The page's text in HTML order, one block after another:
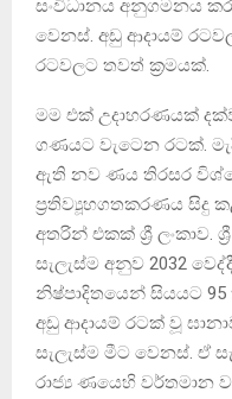
සංවිධානය අනුගමනය
වෙනස්. අඩු ආදායම්
රටවලට තවත් ක්‍රමයක්.
මම එක් උදාහරණයක්
ගණයට වැටෙන රටක්.
ඇති නව ණය තිරසර
ප්‍රතිව්‍යූහගතකරණය සිදු
අතරින් එකක් ශ්‍රී ලංකාව.
සැලැස්ම අනුව 2032
නිෂ්පාදිතයෙන් සියයට
අඩු ආදායම් රටක් වූ
සැලැස්ම මීට වෙනස්. ඒ
රාජ්‍ය ණයෙහි වර්තමාන